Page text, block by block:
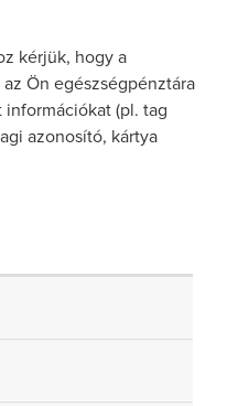
kérjük, hogy a
Ön egészségpénztára
(pl. tag
azonosító, kártya